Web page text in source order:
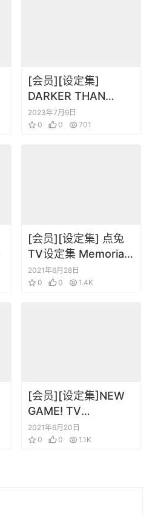
[会员][设定集]
DARKER THAN
BLACK -流星の双子-
VISUAL FAN BOOK
2023年7月9日
0
0 701
[会员][设定集] 点兔
TV设定集 Memorial
Blend
2021年6月28日
0
0 1.4K
[会员][设定集]NEW
GAME! TV
Animation Offiical
Guide
2021年6月20日
0
0 1.1K